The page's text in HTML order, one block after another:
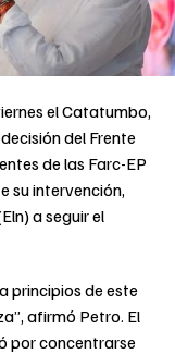
el Catatumbo,
del Frente
de las Farc-EP
su intervención,
a seguir el
principios de este
afirmó Petro. El
por concentrarse